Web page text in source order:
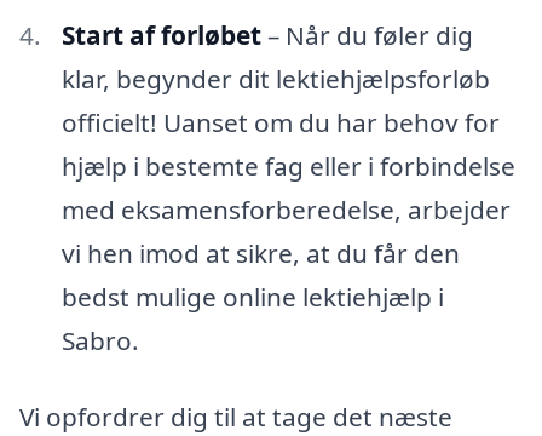
Start af forløbet– Når du føler dig
klar, begynder dit lektiehjælpsforløb
officielt! Uanset om du har behov for
hjælp i bestemte fag eller i forbindelse
med eksamensforberedelse, arbejder
vi hen imod at sikre, at du får den
bedst mulige online lektiehjælp i
Sabro.
Vi opfordrer dig til at tage det næste